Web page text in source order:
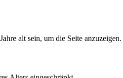
alt sein, um die Seite anzuzeigen.